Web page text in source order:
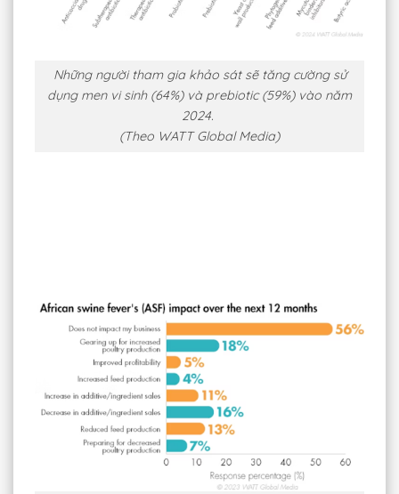
Những người tham gia khảo sát sẽ tăng cường sử
dụng men vi sinh (64%) và prebiotic (59%) vào năm
2024.
(Theo WATT Global Media)